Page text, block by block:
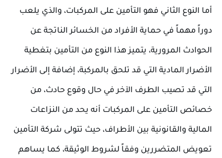
أما النوع الثاني فهو التأمين على المركبات، والذي يلعب
دوراً مهماً في حماية الأفراد من الخسائر الناتجة عن
الحوادث المرورية، يتميز هذا النوع من التأمين بتغطية
الأضرار المادية التي قد تلحق بالمركبة، إضافة إلى الأضرار
التي قد تصيب الطرف الآخر في حال وقوع حادث، من
خصائص التأمين على المركبات أنه يحد من النزاعات
المالية والقانونية بين الأطراف، حيث تتولى شركة التأمين
تعويض المتضررين وفقاً لشروط الوثيقة، كما يساهم